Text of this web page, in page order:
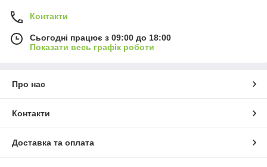
Контакти
Сьогодні працює з 09:00 до 18:00
Показати весь графік роботи
Про нас
Контакти
Доставка та оплата